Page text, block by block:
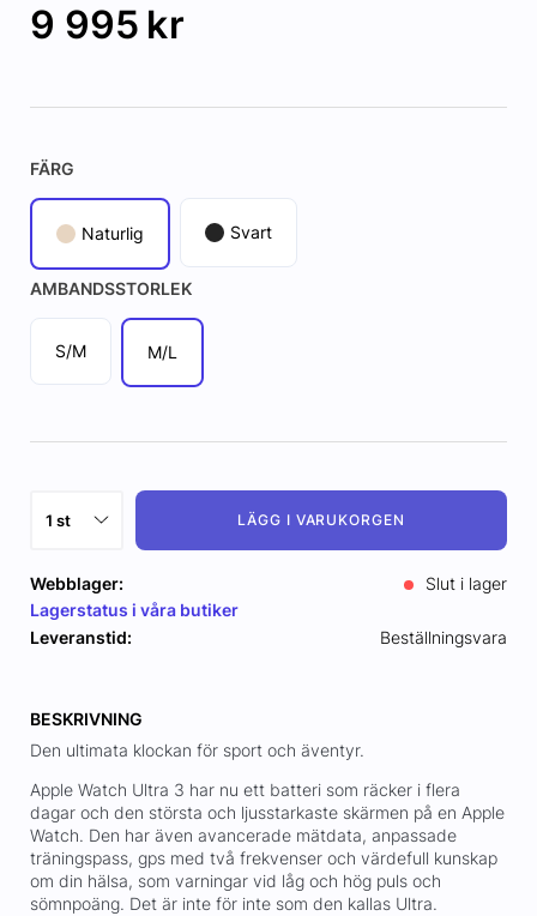
9 995 kr
FÄRG
Naturlig Svart
AMBANDSSTORLEK
S/M M/L
LÄGG I VARUKORGEN
Webblager:
Slut i lager
Lagerstatus i våra butiker
Leveranstid:
Beställningsvara
BESKRIVNING
Den ultimata klockan för sport och äventyr.
Apple Watch Ultra 3 har nu ett batteri som räcker i flera
dagar och den största och ljusstarkaste skärmen på en Apple
Watch. Den har även avancerade mätdata, anpassade
träningspass, gps med två frekvenser och värdefull kunskap
om din hälsa, som varningar vid låg och hög puls och
sömnpoäng. Det är inte för inte som den kallas Ultra.